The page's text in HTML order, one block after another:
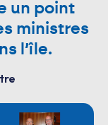
un point
ministres
l’île.